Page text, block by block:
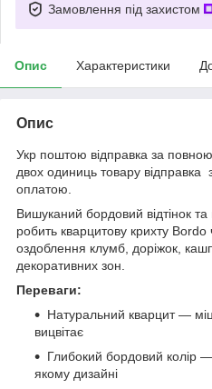
Замовлення під захистом
Опис Характеристики
Опис
Укр поштою відправка за
двох одиниць товару
оплатою.
Вишуканий бордовий відтінок
робить кварцитову крихту
оздоблення клумб, доріжок,
декоративних зон.
Переваги:
Натуральний кварцит —
вицвітає
Глибокий бордовий колір
якому дизайні